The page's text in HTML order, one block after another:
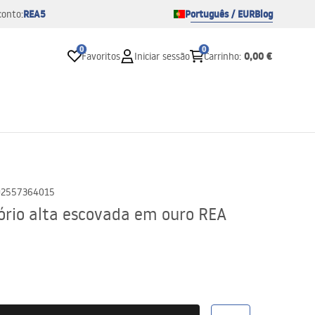
REA5 Português / EURBlog
0
Favoritos Iniciar sessão
0
Carrinho: 0,00 €
alta escovada em ouro REA